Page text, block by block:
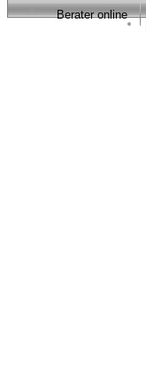
Berater online